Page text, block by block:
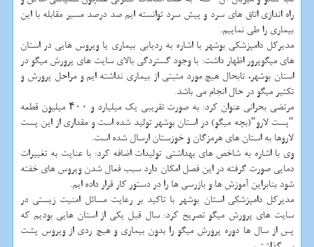
راه اندازی اتاق های سرد و پیش سرد توانسته ایم صد درصد مسیر مقابله با این
بیماری را طی نماییم.
مدیركل دامپزشكی بوشهر با اشاره به ردیابی بیماری یا ویروس هایی در استان
های میگوپرور اظهار داشت: با وجود گستردگی بالای سایت های پرورش میگو در
استان بوشهر، تابحال هیچ مورد مثبتی از بیماری نداشته ایم و مراحل پرورش و
تكثیر میگو در حال انجام می باشد.
مرتضی بحرانی عنوان كرد: به صورت تقریبی یك میلیارد و ۴۰۰ میلیون قطعه
"پست لارو"(بچه میگو) در استان بوشهر تولید شده است و مقداری از این پست
لاروها به استان های هرمزگان و خوزستان ارسال شده است.
وی با اشاره به شاخص های بهداشتی تولیدات اضافه كرد: با عنایت به تغییرات
دمایی صورت گرفته در این فصل امكان دارد سبب فعال شدن ویروس های خفته
شود بنابراین آموزش ها و بازرسی ها را در دستور كار قرار داده ایم.
مدیركل دامپزشكی استان بوشهر با تاكید بر رعایت مسائل امنیت زیستی در
سایت های پرورش میگو تصریح كرد: سال قبل یكی از استان هایی بودیم كه
پس از سال ها دوره پرورش میگو را بدون بیماری و هیچ ردی از ویروس پشت